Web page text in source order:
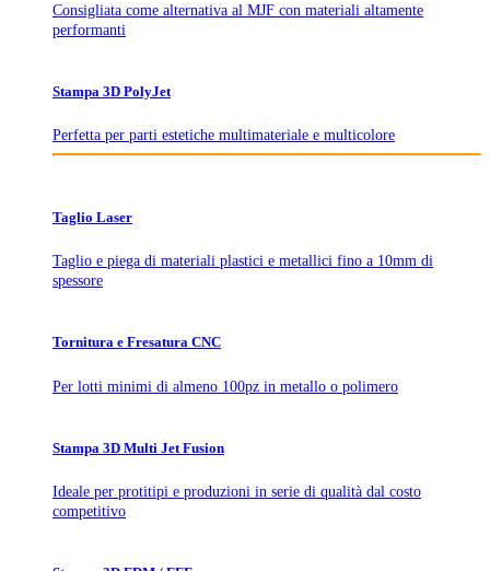
Consigliata come alternativa al MJF con materiali altamente
performanti
Stampa 3D PolyJet
Perfetta per parti estetiche multimateriale e multicolore
Taglio Laser
Taglio e piega di materiali plastici e metallici fino a 10mm di
spessore
Tornitura e Fresatura CNC
Per lotti minimi di almeno 100pz in metallo o polimero
Stampa 3D Multi Jet Fusion
Ideale per protitipi e produzioni in serie di qualità dal costo
competitivo